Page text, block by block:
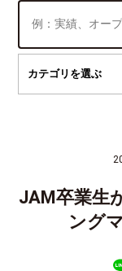
JAM卒業生
ング